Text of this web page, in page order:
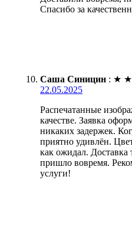
Спасибо за
Саша Синицин : ★ ★
22.05.2025
Распечатанные
качестве. Заявка
никаких задержек.
приятно удивлён.
как ожидал. Доставка
пришло вовремя.
услуги!